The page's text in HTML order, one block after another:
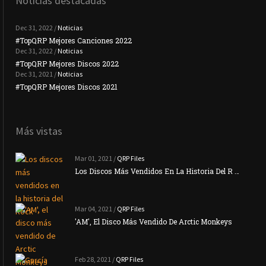
Dec 31, 2022 / Noticias
#TopQRP Mejores Canciones 2022
Dec 31, 2022 / Noticias
#TopQRP Mejores Discos 2022
Dec 31, 2021 / Noticias
#TopQRP Mejores Discos 2021
Más vistas
Mar 01, 2021 / QRP Files
Los Discos Más Vendidos En La Historia Del R …
Mar 04, 2021 / QRP Files
'AM', El Disco Más Vendido De Arctic Monkeys
Feb 28, 2021 / QRP Files